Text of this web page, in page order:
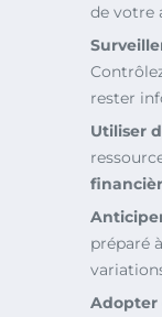
de votre
rester
Utiliser
préparé
Adopter